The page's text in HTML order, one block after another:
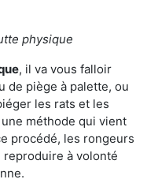
physique
, il va vous falloir
de piège à palette, ou
les rats et les
méthode qui vient
procédé, les rongeurs
à volonté